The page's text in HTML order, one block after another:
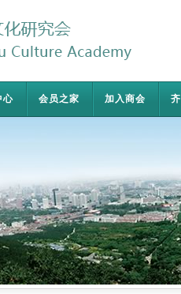
心 会员之家 加入商会